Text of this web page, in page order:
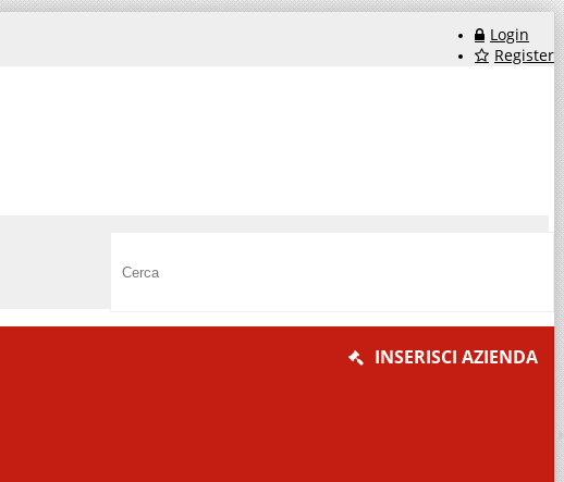
Login
Register
INSERISCI AZIENDA